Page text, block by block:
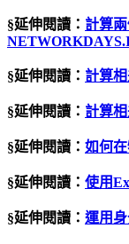
§延伸閱讀： 計算
§延伸閱讀： 計算
§延伸閱讀： 計算
§延伸閱讀： 如何
§延伸閱讀： 使用
§延伸閱讀： 運用